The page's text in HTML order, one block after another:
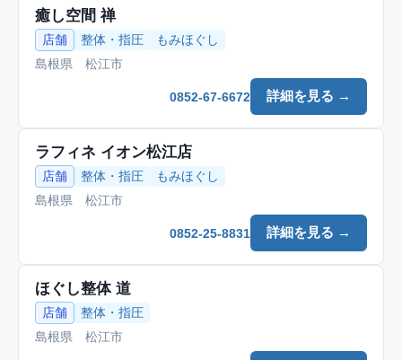
癒し空間 禅
店舗 整体・指圧
もみほぐし
島根県 松江市
詳細を見る →
0852-67-6672
ラフィネ イオン松江店
店舗 整体・指圧
もみほぐし
島根県 松江市
詳細を見る →
0852-25-8831
ほぐし整体 道
店舗
整体・指圧
島根県 松江市